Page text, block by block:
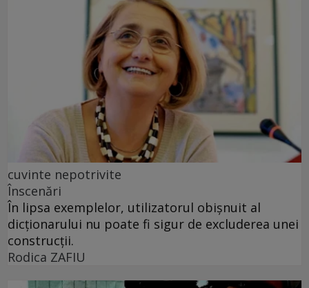
cuvinte nepotrivite
Înscenări
În lipsa exemplelor, utilizatorul obișnuit al
dicționarului nu poate fi sigur de excluderea unei
construcții.
Rodica ZAFIU